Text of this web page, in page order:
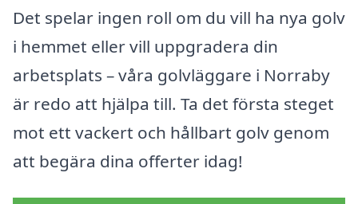
Det spelar ingen roll om du vill ha nya golv
i hemmet eller vill uppgradera din
arbetsplats – våra golvläggare i Norraby
är redo att hjälpa till. Ta det första steget
mot ett vackert och hållbart golv genom
att begära dina offerter idag!